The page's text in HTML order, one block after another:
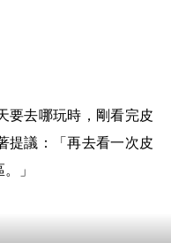
要去哪玩時，剛看完皮
提議：「再去看一次皮
」